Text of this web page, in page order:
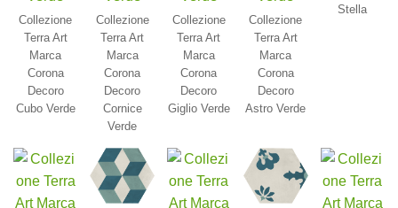
Collezione
Terra Art
Marca
Corona
Decoro
Cubo Verde
Collezione
Terra Art
Marca
Corona
Decoro
Cornice
Verde
Collezione
Terra Art
Marca
Corona
Decoro
Giglio Verde
Collezione
Terra Art
Marca
Corona
Decoro
Astro Verde
Stella